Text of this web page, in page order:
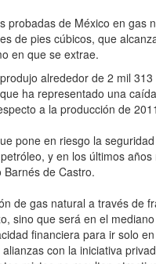
probadas de México en gas
de pies cúbicos, que
en que se extrae.
alrededor de 2 mil
ha representado una
a la producción de
pone en riesgo la
y en los últimos años
de Castro.
de gas natural a través de
sino que será en el
financiera para ir solo
con la iniciativa